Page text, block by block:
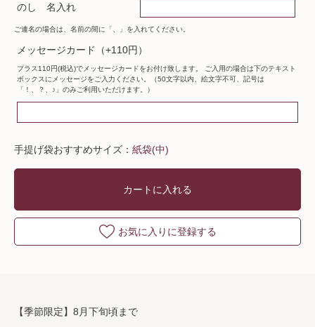
のし 名入れ
ご連名の場合は、名前の間に「、」を入れてください。
メッセージカード（+110円）
プラス110円(税込)でメッセージカードをお付け致します。 ご入用の場合は下のテキスト
ボックスにメッセージをご入力ください。（50文字以内、絵文字不可、記号は
「！、？、♪」のみご利用いただけます。）
手提げ袋おすすめサイズ： 紙袋(中)
カートに入れる
お気に入りに登録する
【季節限定】8月下旬頃まで